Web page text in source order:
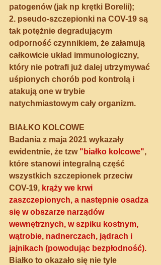
patogenów (jak np krętki Borelii);
2. pseudo-szczepionki na COV-19 są
tak potężnie degradującym
odporność czynnikiem, że załamują
całkowicie układ immunologiczny,
który nie potrafi już dalej utrzymywać
uśpionych chorób pod kontrolą i
atakują one w trybie
natychmiastowym cały organizm.
BIAŁKO KOLCOWE
Badania z maja 2021 wykazały
ewidentnie, że tzw "białko kolcowe",
które stanowi integralną część
wszystkich szczepionek przeciw
COV-19, krąży we krwi
zaszczepionych, a następnie osadza
się w obszarze narządów
wewnętrznych, w szpiku kostnym,
wątrobie, nadnerczach, jądrach i
jajnikach (powodując bezpłodność).
Białko to okazało się nie tyle